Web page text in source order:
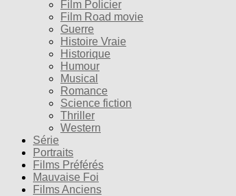
Film Policier
Film Road movie
Guerre
Histoire Vraie
Historique
Humour
Musical
Romance
Science fiction
Thriller
Western
Série
Portraits
Films Préférés
Mauvaise Foi
Films Anciens